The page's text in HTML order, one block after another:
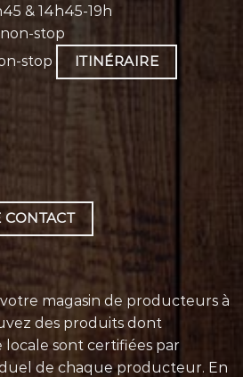
& 14h45-19h
stop
stop
ITINÉRAIRE
magasin de producteurs à
des produits dont
locale sont certifiées par
de chaqueproducteur. En